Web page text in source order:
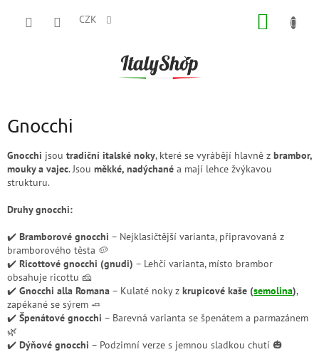
CZK
Gnocchi
Gnocchi jsou tradiční italské noky, které se vyrábějí hlavně z brambor,
mouky a vajec. Jsou měkké, nadýchané a mají lehce žvýkavou
strukturu.
Druhy gnocchi:
✔️ Bramborové gnocchi – Nejklasičtější varianta, připravovaná z
bramborového těsta 🥔
✔️ Ricottové gnocchi (gnudi) – Lehčí varianta, místo brambor
obsahuje ricottu 🧀
✔️ Gnocchi alla Romana – Kulaté noky z krupicové kaše (semolina),
zapékané se sýrem 🧈
✔️ Špenátové gnocchi – Barevná varianta se špenátem a parmazánem
🌿
✔️ Dýňové gnocchi – Podzimní verze s jemnou sladkou chutí 🎃